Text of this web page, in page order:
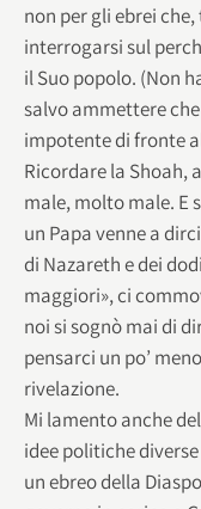
non per gli ebrei
interrogarsi sul
il Suo popolo. (Non
salvo ammettere
impotente di fronte
Ricordare la Shoah,
male, molto male. E
un Papa venne a
di Nazareth e dei
maggiori», ci
noi si sognò mai di
pensarci un po’
rivelazione.
Mi lamento anche
idee politiche
un ebreo della